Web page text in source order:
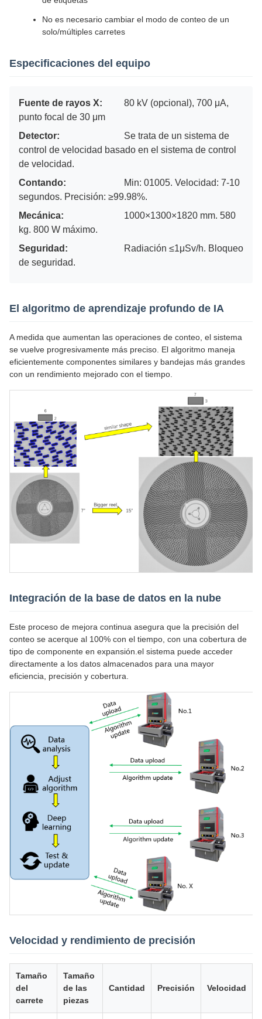
No es necesario cambiar el modo de conteo de un
solo/múltiples carretes
Especificaciones del equipo
Fuente de rayos X:
80 kV (opcional), 700 μA,
punto focal de 30 μm
Detector:
Se trata de un sistema de
control de velocidad basado en el sistema de control
de velocidad.
Contando:
Min: 01005. Velocidad: 7-10
segundos. Precisión: ≥99.98%.
Mecánica:
1000×1300×1820 mm. 580
kg. 800 W máximo.
Seguridad:
Radiación ≤1μSv/h. Bloqueo
de seguridad.
El algoritmo de aprendizaje profundo de IA
A medida que aumentan las operaciones de conteo, el sistema
se vuelve progresivamente más preciso. El algoritmo maneja
eficientemente componentes similares y bandejas más grandes
con un rendimiento mejorado con el tiempo.
Integración de la base de datos en la nube
Este proceso de mejora continua asegura que la precisión del
conteo se acerque al 100% con el tiempo, con una cobertura de
tipo de componente en expansión.el sistema puede acceder
directamente a los datos almacenados para una mayor
eficiencia, precisión y cobertura.
Velocidad y rendimiento de precisión
Tamaño
del
carrete
Tamaño
de las
piezas
Cantidad Precisión Velocidad